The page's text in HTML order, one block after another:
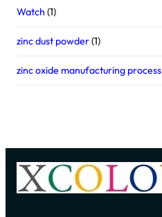
Watch (1)
zinc dust powder(1)
zinc oxide manufacturing process